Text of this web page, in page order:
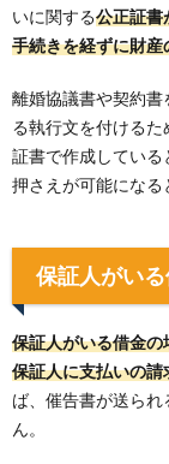
いに関する公正証書
手続きを経ずに財
離婚協議書や契約
る執行文を付ける
証書で作成している
押さえが可能になる
保証人がい
保証人がいる借金
保証人に支払いの請
ば、催告書が送ら
ん。